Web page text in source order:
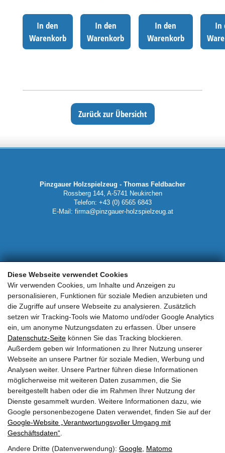
Diese Webseite verwendet Cookies
Wir verwenden Cookies, um Inhalte und Anzeigen zu
personalisieren, Funktionen für soziale Medien anzubieten und
die Zugriffe auf unsere Webseite zu analysieren. Zusätzlich
setzen wir Tracking-Tools wie Matomo und/oder Google Analytics
ein, um anonyme Nutzungsdaten zu erfassen. Über unsere
Datenschutz-Seite können Sie das Tracking blockieren.
Außerdem geben wir Informationen zu Ihrer Nutzung unserer
Webseite an unsere Partner für soziale Medien, Werbung und
Analysen weiter. Unsere Partner führen diese Informationen
möglicherweise mit weiteren Daten zusammen, die Sie
bereitgestellt haben oder die im Rahmen Ihrer Nutzung der
Dienste gesammelt wurden. Weitere Informationen dazu, wie
Google personenbezogene Daten verwendet, finden Sie auf der
Google‑Website „Verantwortungsvoller Umgang mit
Geschäftsdaten“
Andere Dritte (Datenverwendung): Google Matomo
In den
Warenkorb
In den
Warenkorb
In den
Warenkorb
In
Zurück zur Übersicht
Pinzgauer Holzspielzeug - Thomas Feldbacher
Rossberg 144, A-5741 Neukirchen
Telefon: +43 (0) 6565 6843
E-Mail: firma@pinzgauer-holzspielzeug.at
Mein Konto
Zahlungsarten
Versandkosten
Widerrufsbelehrung
AGB
Impressum & Datenschutzerklärung
Neue Öffnungszeiten
bei unserem Geschäft
Dienstag bis Freitag: